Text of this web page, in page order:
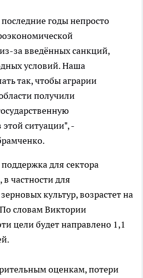
годы непросто
за введённых санкций,
условий. Наша
так, чтобы аграрии
получили
ситуации", -
для сектора
в частности для
культур, возрастет на
словам Виктории
цели будет направлено 1,1
оценкам, потери